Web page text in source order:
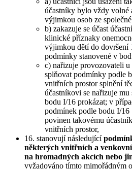
účastníky bylo vždy volné
výjimkou osob ze
b) zakazuje se účast
klinické příznaky
výjimkou dětí do dovršení
podmínky stanovené v
c) nařizuje provozovateli
splňovat podmínky podle
vnitřních prostor splnění
účastníkovi se nařizuje
bodu I/16 prokázat; v
podmínek podle bodu I/
povinen takovému
vnitřních prostor,
16. stanovují následující
některých vnitřních a
na hromadných akcích nebo
vyžadováno tímto mimořádným